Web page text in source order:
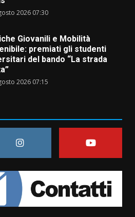
2026 07:30
Giovanili e Mobilità
premiati gli studenti
del bando “La strada
2026 07:15
Musica di
nuovo
2026 06:05
concreta di
per i cittadini